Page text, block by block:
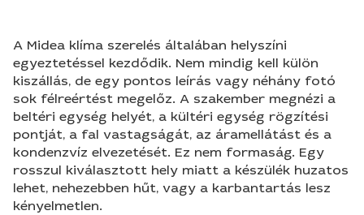
A Midea klíma szerelés általában helyszíni
egyeztetéssel kezdődik. Nem mindig kell külön
kiszállás, de egy pontos leírás vagy néhány fotó
sok félreértést megelőz. A szakember megnézi a
beltéri egység helyét, a kültéri egység rögzítési
pontját, a fal vastagságát, az áramellátást és a
kondenzvíz elvezetését. Ez nem formaság. Egy
rosszul kiválasztott hely miatt a készülék huzatos
lehet, nehezebben hűt, vagy a karbantartás lesz
kényelmetlen.